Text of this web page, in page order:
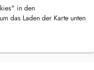
in den
das Laden der Karte unten